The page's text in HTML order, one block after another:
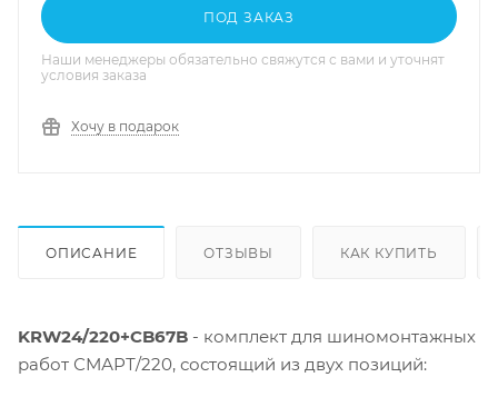
ПОД ЗАКАЗ
Наши менеджеры обязательно свяжутся с вами и уточнят
условия заказа
Хочу в подарок
ОПИСАНИЕ ОТЗЫВЫ КАК КУПИТЬ
KRW24/220+CB67B - комплект для шиномонтажных
работ СМАРТ/220, состоящий из двух позиций: